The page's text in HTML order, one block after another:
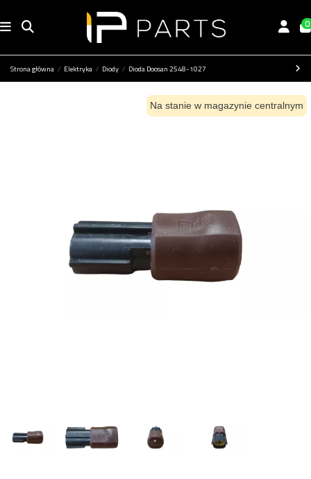
0
Strona główna Elektryka Diody Dioda Doosan 2548-1027
Na stanie w magazynie centralnym